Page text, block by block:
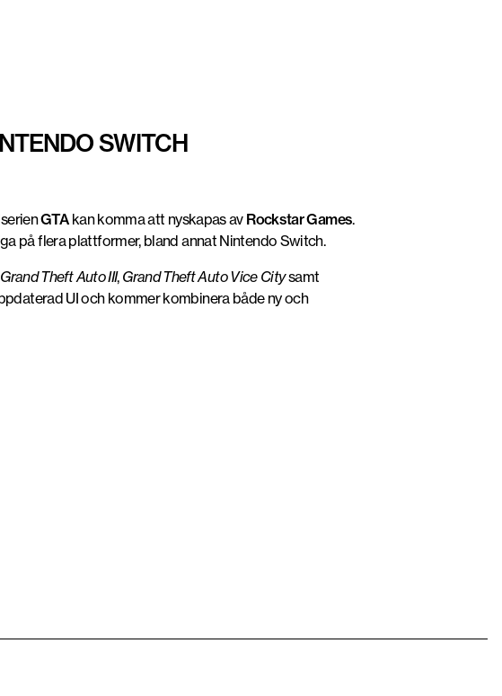
SWITCH
GTAkan komma att nyskapas av Rockstar Games.
på flera plattformer, bland annat Nintendo Switch.
Grand Theft Auto III, Grand Theft Auto Vice Citysamt
UI och kommer kombinera både ny och